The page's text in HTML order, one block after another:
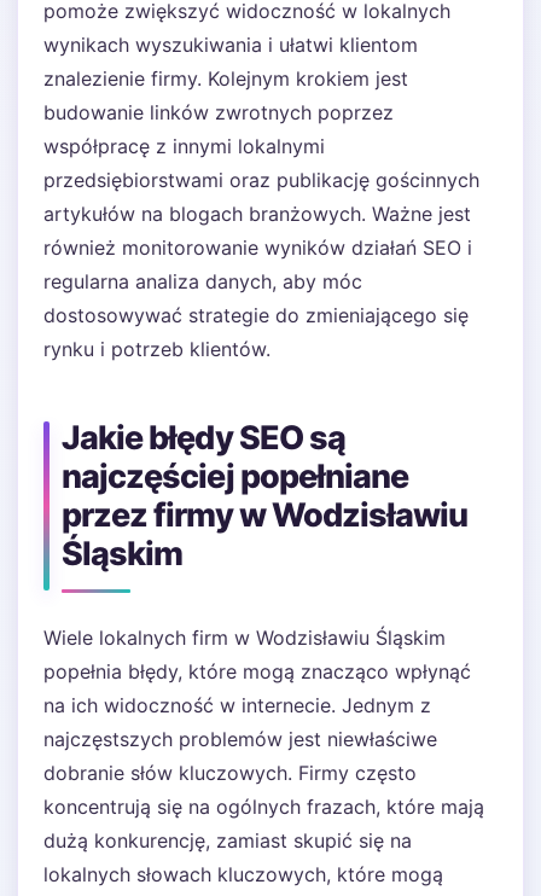
pomoże zwiększyć widoczność w lokalnych
wynikach wyszukiwania i ułatwi klientom
znalezienie firmy. Kolejnym krokiem jest
budowanie linków zwrotnych poprzez
współpracę z innymi lokalnymi
przedsiębiorstwami oraz publikację gościnnych
artykułów na blogach branżowych. Ważne jest
również monitorowanie wyników działań SEO i
regularna analiza danych, aby móc
dostosowywać strategie do zmieniającego się
rynku i potrzeb klientów.
Jakie błędy SEO są
najczęściej popełniane
przez firmy w Wodzisławiu
Śląskim
Wiele lokalnych firm w Wodzisławiu Śląskim
popełnia błędy, które mogą znacząco wpłynąć
na ich widoczność w internecie. Jednym z
najczęstszych problemów jest niewłaściwe
dobranie słów kluczowych. Firmy często
koncentrują się na ogólnych frazach, które mają
dużą konkurencję, zamiast skupić się na
lokalnych słowach kluczowych, które mogą